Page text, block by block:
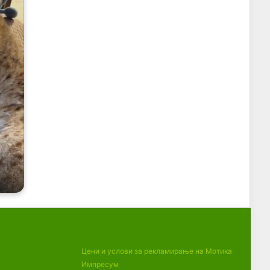
Цени и услови за рекламирање на Мотика
Импресум